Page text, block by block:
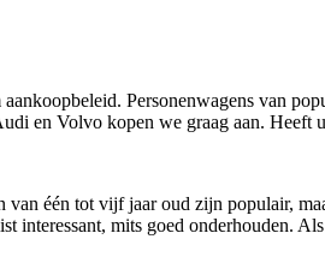
Personenwagens van
en Volvo kopen we graag aan. Heeft
één tot vijf jaar oud zijn populair,
interessant, mits goed onderhouden. Als